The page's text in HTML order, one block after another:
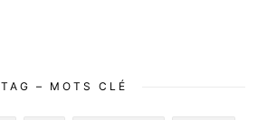
TAG – MOTS CLÉ